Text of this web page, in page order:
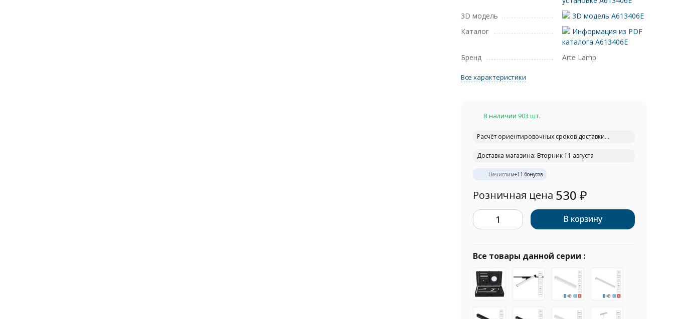
3D модель
3D модель A613406E
Каталог
Информация из PDF
каталога A613406E
Бренд
Arte Lamp
Все характеристики
В наличии 903 шт.
Расчёт ориентировочных сроков доставки...
Доставка магазина: Вторник 11 августа
Начислим+11 бонусов
Розничная цена 530₽
В корзину
Все товары данной серии :